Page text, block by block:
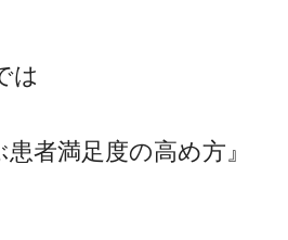
は
患者満足度の高め方』